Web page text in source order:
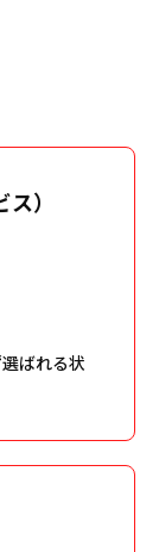
）
ばれる状